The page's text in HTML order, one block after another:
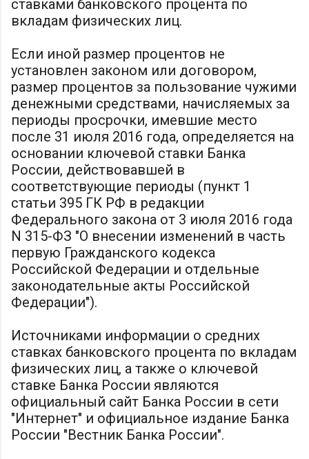
ставками банковского процента по
вкладам физических лиц.
Если иной размер процентов не
установлен законом или договором,
размер процентов за пользование чужими
денежными средствами, начисляемых за
периоды просрочки, имевшие место
после 31 июля 2016 года, определяется на
основании ключевой ставки Банка
России, действовавшей в
соответствующие периоды (пункт 1
статьи 395 ГК РФ в редакции
Федерального закона от 3 июля 2016 года
N 315-ФЗ "О внесении изменений в часть
первую Гражданского кодекса
Российской Федерации и отдельные
законодательные акты Российской
Федерации").
Источниками информации о средних
ставках банковского процента по вкладам
физических лиц, а также о ключевой
ставке Банка России являются
официальный сайт Банка России в сети
"Интернет" и официальное издание Банка
России "Вестник Банка России".